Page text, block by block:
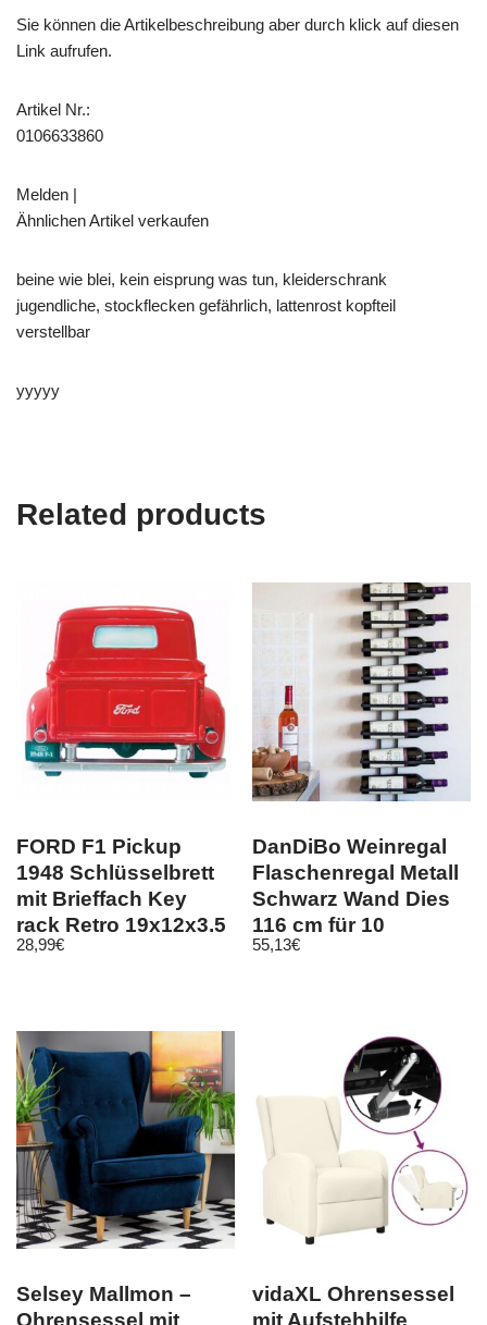
Sie können die Artikelbeschreibung aber durch klick auf diesen
Link aufrufen.
Artikel Nr.:
0106633860
Melden |
Ähnlichen Artikel verkaufen
beine wie blei, kein eisprung was tun, kleiderschrank
jugendliche, stockflecken gefährlich, lattenrost kopfteil
verstellbar
yyyyy
Related products
FORD F1 Pickup
1948 Schlüsselbrett
mit Brieffach Key
rack Retro 19x12x3,5
cm
28,99€
DanDiBo Weinregal
Flaschenregal Metall
Schwarz Wand Dies
116 cm für 10
Flaschen
55,13€
Selsey Mallmon –
Ohrensessel mit
vidaXL Ohrensessel
mit Aufstehhilfe